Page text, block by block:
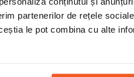
partenerilor de rețele
le pot combina cu alte